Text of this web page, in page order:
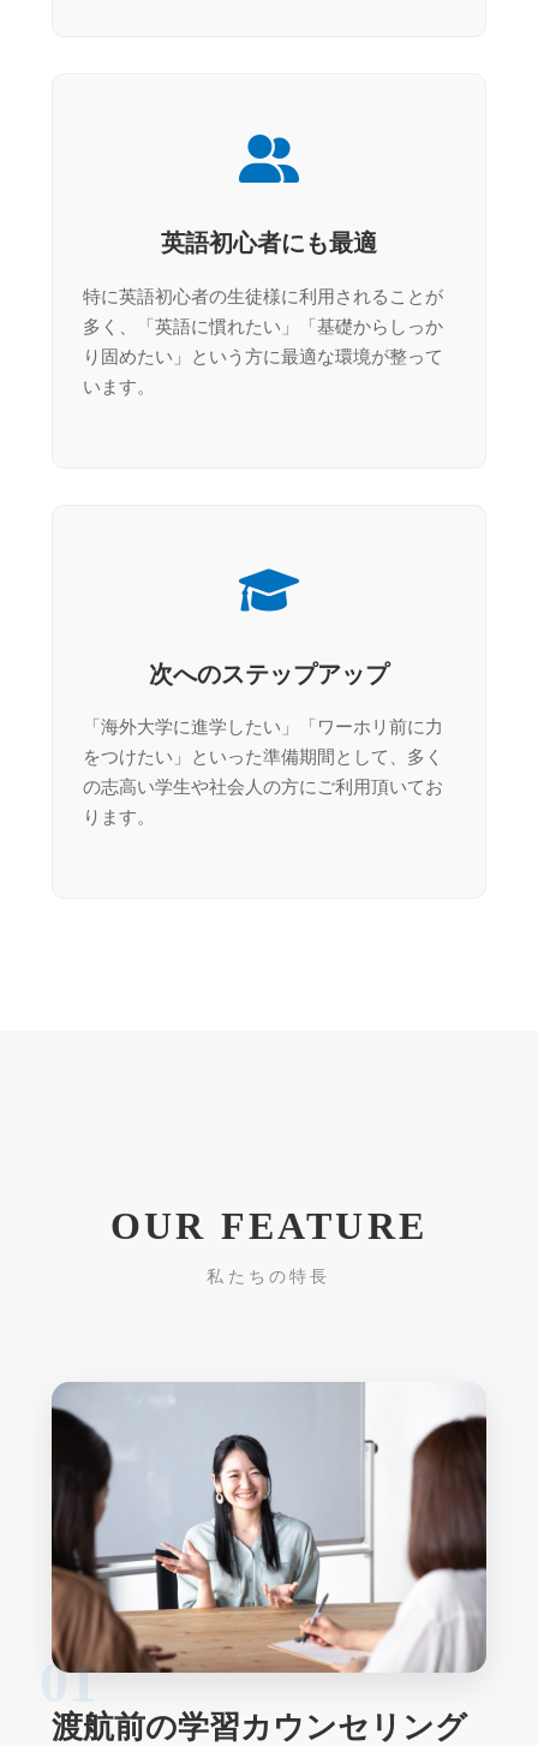
英語初心者にも最適
特に英語初心者の生徒様に利用されることが
多く、「英語に慣れたい」「基礎からしっか
り固めたい」という方に最適な環境が整って
います。
次へのステップアップ
「海外大学に進学したい」「ワーホリ前に力
をつけたい」といった準備期間として、多く
の志高い学生や社会人の方にご利用頂いてお
ります。
OUR FEATURE
私たちの特長
01
渡航前の学習カウンセリング